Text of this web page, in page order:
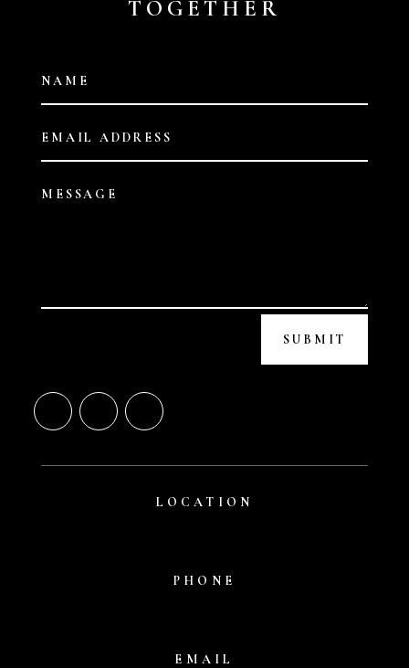
TOGETHER
SUBMIT
LOCATION
PHONE
EMAIL